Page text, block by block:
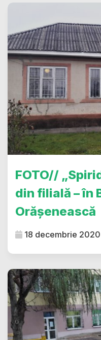
FOTO//
din filială – în
Orășenească
18 decembrie 2020